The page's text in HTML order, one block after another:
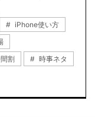
iPhone使い方
割
時事ネタ